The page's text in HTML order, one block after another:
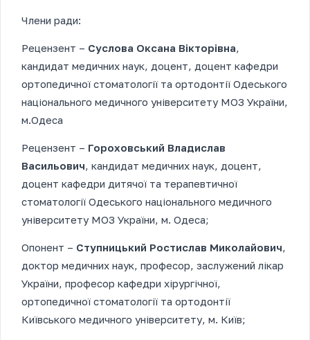
Члени ради:
Рецензент – Суслова Оксана Вікторівна,
кандидат медичних наук, доцент, доцент кафедри
ортопедичної стоматології та ортодонтії Одеського
національного медичного університету МОЗ України,
м.Одеса
Рецензент – Гороховський Владислав
Васильович, кандидат медичних наук, доцент,
доцент кафедри дитячої та терапевтичної
стоматології Одеського національного медичного
університету МОЗ України, м. Одеса;
Опонент – Ступницький Ростислав Миколайович,
доктор медичних наук, професор, заслужений лікар
України, професор кафедри хірургічної,
ортопедичної стоматології та ортодонтії
Київського медичного університету, м. Київ;